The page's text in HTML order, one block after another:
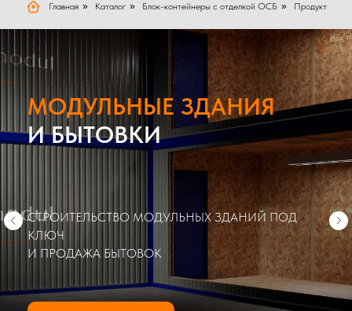
Главная » Каталог » Блок-контейнеры с отделкой ОСБ » Продукт
МОДУЛЬНЫЕ ЗДАНИЯ
И БЫТОВКИ
СТРОИТЕЛЬСТВО МОДУЛЬНЫХ ЗДАНИЙ ПОД
КЛЮЧ
И ПРОДАЖА БЫТОВОК